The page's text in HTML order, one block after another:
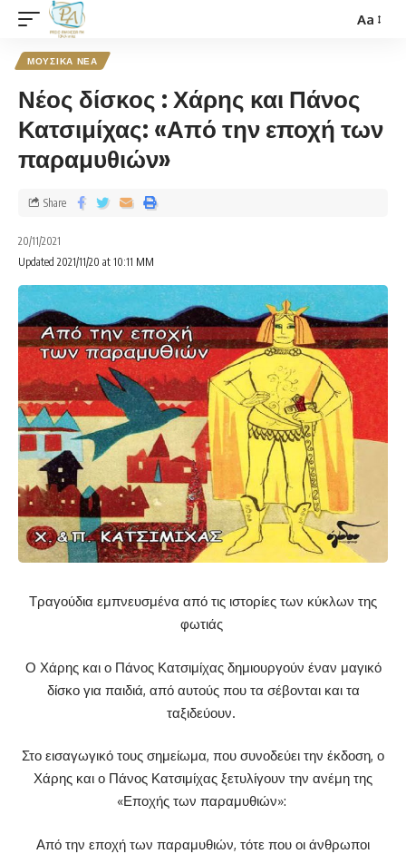
Aa
ΜΟΥΣΙΚΑ ΝΕΑ
Νέος δίσκος : Χάρης και Πάνος
Κατσιμίχας: «Από την εποχή των
παραμυθιών»
20/11/2021
Updated 2021/11/20 at 10:11 ΜΜ
Share
Τραγούδια εμπνευσμένα από τις ιστορίες των κύκλων της
φωτιάς
Ο Χάρης και ο Πάνος Κατσιμίχας δημιουργούν έναν μαγικό
δίσκο για παιδιά, από αυτούς που τα σέβονται και τα
ταξιδεύουν.
Στο εισαγωγικό τους σημείωμα, που συνοδεύει την έκδοση, ο
Χάρης και ο Πάνος Κατσιμίχας ξετυλίγουν την ανέμη της
«Εποχής των παραμυθιών»:
Από την εποχή των παραμυθιών, τότε που οι άνθρωποι